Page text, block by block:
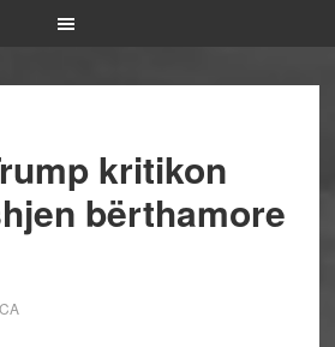
kritikon
bërthamore